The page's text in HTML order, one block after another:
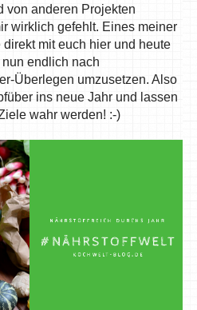
von anderen Projekten
wirklich gefehlt. Eines meiner
mit euch hier und heute
endlich nach
Überlegen umzusetzen. Also
ins neue Jahr und lassen
wahr werden! :-)